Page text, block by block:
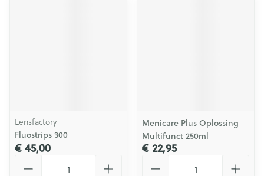
Lensfactory
Fluostrips 300
€ 45,00
Menicare Plus Oplossing
Multifunct 250ml
€ 22,95